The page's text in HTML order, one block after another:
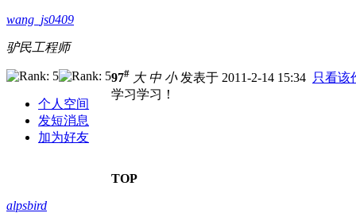
wang_js0409
驴民工程师
个人空间
发短消息
加为好友
97# 大 中 小发表于 2011-2-14 15:34 只看该
学习学习！
TOP
alpsbird